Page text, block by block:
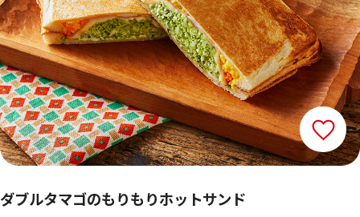
ダブルタマゴのもりもりホットサンド